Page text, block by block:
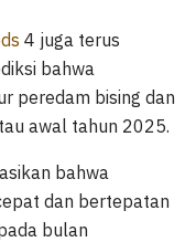
4 juga terus
bahwa
peredam bising dan
awal tahun 2025.
bahwa
dan bertepatan
bulan